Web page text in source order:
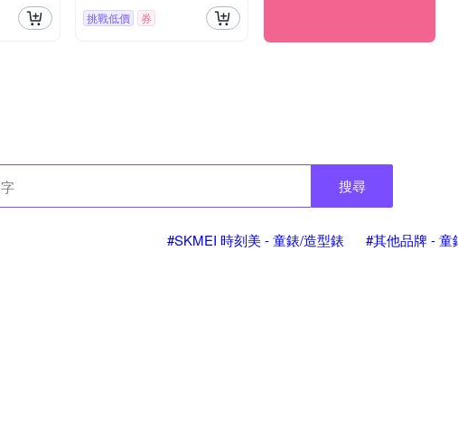
挑戰低價 券
搜尋
#SKMEI 時刻美 - 童錶/造型錶 #其他品牌 - 童